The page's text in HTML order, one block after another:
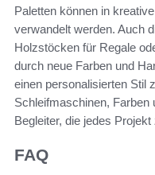
Paletten können in
verwandelt werden. Auch
Holzstöcken für Regale
durch neue Farben und
einen personalisierten Stil
Schleifmaschinen, Farben
Begleiter, die jedes
FAQ